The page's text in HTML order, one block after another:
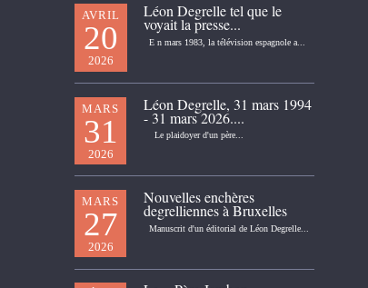
AVRIL
20
2026
Léon Degrelle tel que le
voyait la presse...
E n mars 1983, la télévision espagnole a...
MARS
31
2026
Léon Degrelle, 31 mars 1994
- 31 mars 2026....
Le plaidoyer d'un père...
MARS
27
2026
Nouvelles enchères
degrelliennes à Bruxelles
Manuscrit d'un éditorial de Léon Degrelle...